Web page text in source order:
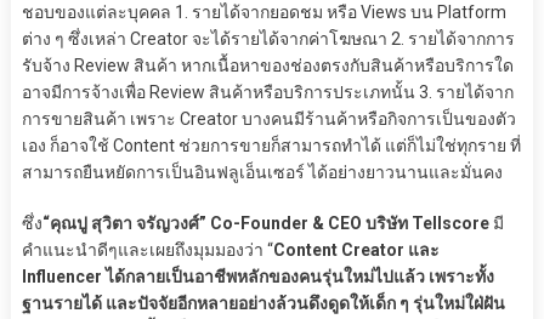
ชอบของแต่ละบุคคล 1. รายได้จากยอดชม หรือ Views บน Platform
ต่าง ๆ ซึ่งเหล่า Creator จะได้รายได้จากค่าโฆษณา 2. รายได้จากการ
รับจ้าง Review สินค้า หากเนื้อหาของช่องตรงกับสินค้าหรือบริการใด
อาจมีการจ้างเพื่อ Review สินค้าหรือบริการประเภทนั้น 3. รายได้จาก
การขายสินค้า เพราะ Creator บางคนมีร้านค้าหรือกิจการเป็นของตัว
เอง ก็อาจใช้ Content ช่วยการขายก็สามารถทำได้ แต่ก็ไม่ใช่ทุกราย ที่
สามารถยืนหยัดการเป็นอินฟลูเอ็นเซอร์ ได้อย่างยาวนานและมั่นคง
ซึ่ง“คุณปู สุวิตา จรัญวงศ์” Co-Founder & CEO บริษัท Tellscoreมี
คำแนะนำดีๆและเผยถึงมุมมองว่า “Content Creator และ
Influencer ได้กลายเป็นอาชีพหลักของคนรุ่นใหม่ไปแล้ว เพราะทั้ง
ฐานรายได้ และปัจจัยอีกหลายอย่างล้วนดึงดูดให้เด็ก ๆ รุ่นใหม่ใฝ่ฝัน